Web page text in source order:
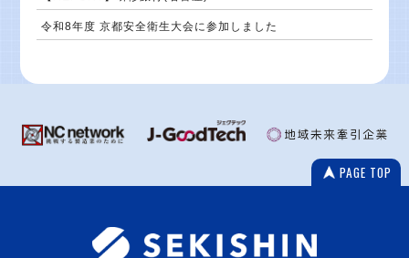
令和8年度 京都安全衛生大会に参加しました
PAGE TOP